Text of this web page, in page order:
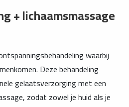
+ lichaamsmassage
waarbij
Deze behandeling
gelaatsverzorging met een
zodat zowel je huid als je